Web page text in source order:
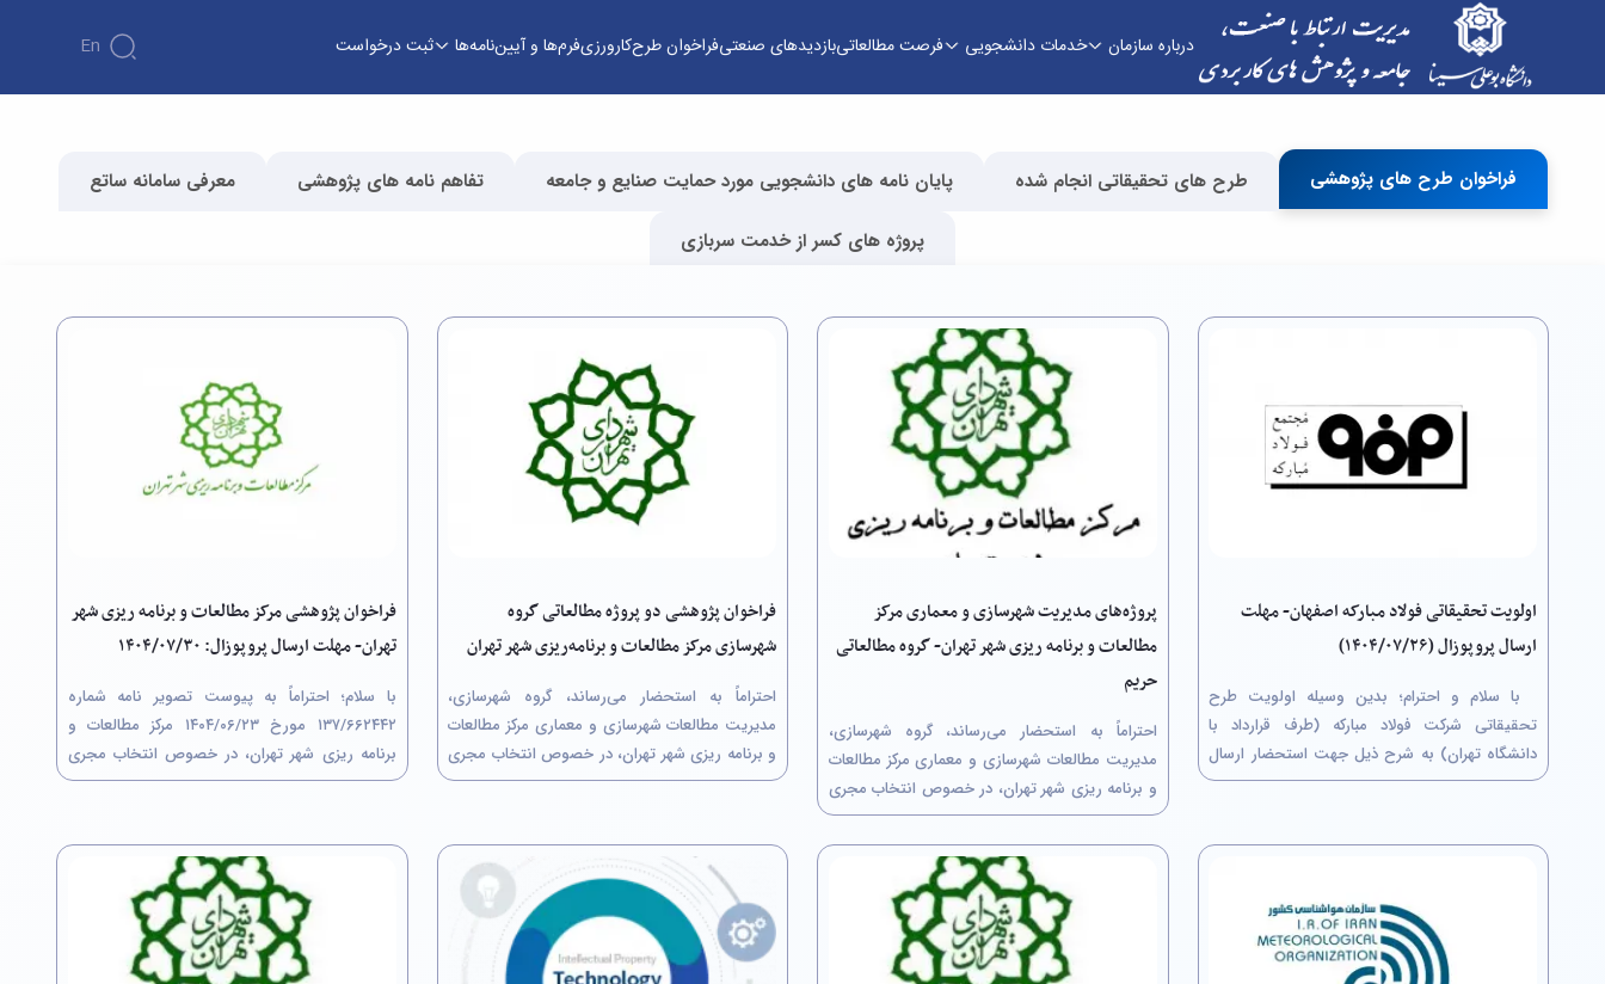
درباره سازمان خدمات دانشجویی فرصت مطالعاتیبازدیدهای صنعتیفراخوان طرحکارورزیفرم‌ها و آیین‌نامه‌ها ثبت درخواست En
فراخوان طرح های پژوهشی طرح های تحقیقاتی انجام شده پایان نامه های دانشجویی مورد حمایت صنایع و جامعه تفاهم نامه های پژوهشی معرفی سامانه ساتع
پروژه های کسر از خدمت سربازی
اولویت تحقیقاتی فولاد مبارکه اصفهان- مهلت
ارسال پروپوزال (۱۴۰۴/۰۷/۲۶)
با سلام و احترام؛ بدین وسیله اولویت طرح
تحقیقاتی شرکت فولاد مبارکه (طرف قرارداد با
دانشگاه تهران) به شرح ذیل جهت استحضار ارسال
می‌گردد. خواهشمند است دستور فرمائید پس از
در سامانه جامع مدیریت اطلاعات پژوهشی شرکت
پروژه‌های مدیریت شهرسازی و معماری مرکز
مطالعات و برنامه ریزی شهر تهران- گروه مطالعاتی
حریم
احتراماً به استحضار می‌رساند، گروه شهرسازی،
مدیریت مطالعات شهرسازی و معماری مرکز مطالعات
و برنامه ریزی شهر تهران، در خصوص انتخاب مجری
پروژه پژوهشی از طریق کمیسیون معاملات (به
صورت دومرحله‌ای، مرحلۀ نخست: ارسال بخش فنی
پیشنهاد پژوهشی توسط مجریان متقاضی و مرحلۀ
دوم: ارسال برآورد...
فراخوان پژوهشی دو پروژه‌ مطالعاتی گروه
شهرسازی مرکز مطالعات و برنامه‌ریزی شهر تهران
احتراماً به استحضار می‌رساند، گروه شهرسازی،
مدیریت مطالعات شهرسازی و معماری مرکز مطالعات
و برنامه ریزی شهر تهران، در خصوص انتخاب مجری
پروژه پژوهشی از طریق کمیسیون معاملات (به
پیشنهاد پژوهشی توسط مجریان متقاضی و مرحلۀ
دوم: ارسال برآورد...
فراخوان پژوهشی مرکز مطالعات و برنامه ریزی شهر
تهران- مهلت ارسال پروپوزال: ۱۴۰۴/۰۷/۳۰
با سلام؛ احتراماً به پیوست تصویر نامه شماره
۶۶۲۴۴۲/‏۱۳۷ مورخ ۲۳/‏۰۶/‏۱۴۰۴‬ مرکز مطالعات و
برنامه ریزی شهر تهران، در خصوص انتخاب مجری
پروژه پژوهشی از طریق کمیسیون معاملات با
شهر تهران برای مصارف حوزه عملکردی...